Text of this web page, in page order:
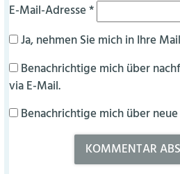
E-Mail-Adresse*
Ja, nehmen Sie mich in Ihre
Benachrichtige mich über
via E-Mail.
Benachrichtige mich über